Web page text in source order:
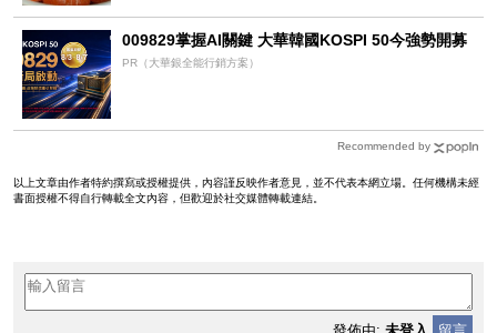
009829掌握AI關鍵 大華韓國KOSPI 50今強勢開募
PR（大華銀全能行銷方案）
Recommended by
以上文章由作者特約撰寫或授權提供，內容謹反映作者意見，並不代表本網立場。任何機構未經
書面授權不得自行轉載全文內容，但歡迎於社交媒體轉載連結。